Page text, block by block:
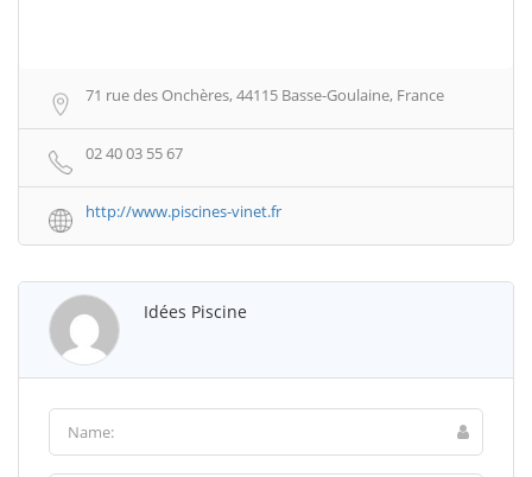
71 rue des Onchères, 44115 Basse-Goulaine, France
02 40 03 55 67
http://www.piscines-vinet.fr
Idées Piscine